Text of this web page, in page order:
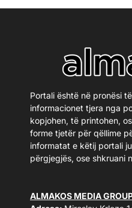
Portali është në pronësi
informacionet tjera nga
kopjohen, të printohen,
forme tjetër për qëllime
informatat e këtij portali
përgjegjës, ose shkruani
ALMAKOS MEDIA